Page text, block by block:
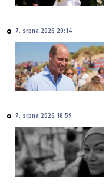
7. srpna 2026 20:14
7. srpna 2026 18:59